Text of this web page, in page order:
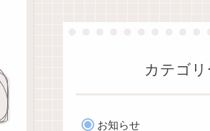
カテゴリ
お知らせ